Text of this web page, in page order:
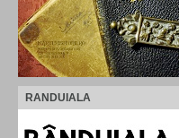
RANDUIALA